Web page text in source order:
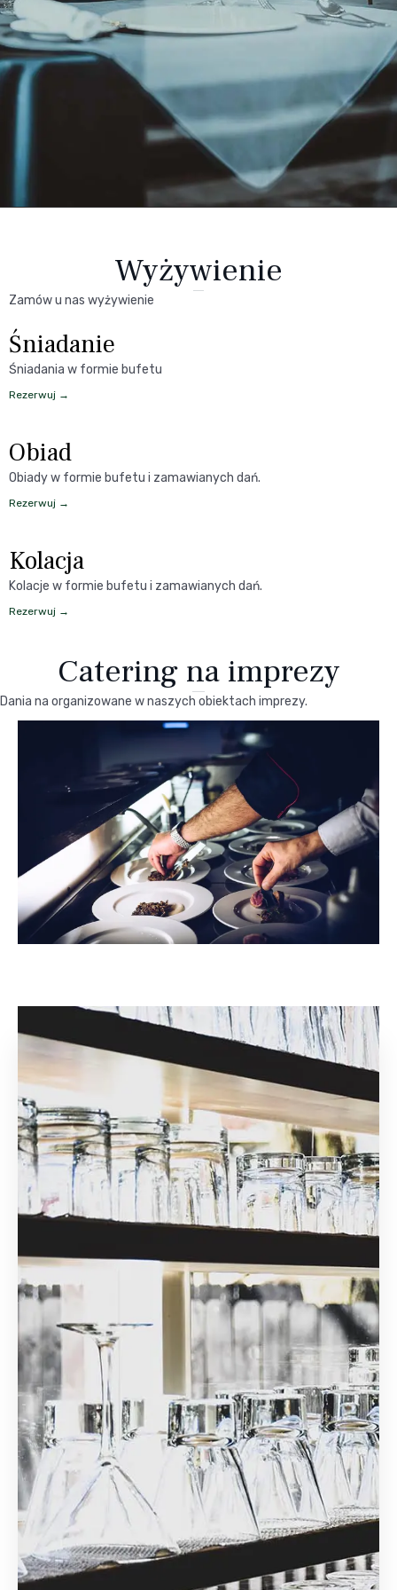
Wyżywienie
Zamów u nas wyżywienie
Śniadanie
Śniadania w formie bufetu
Rezerwuj →
Obiad
Obiady w formie bufetu i zamawianych dań.
Rezerwuj →
Kolacja
Kolacje w formie bufetu i zamawianych dań.
Rezerwuj →
Catering na imprezy
Dania na organizowane w naszych obiektach imprezy.